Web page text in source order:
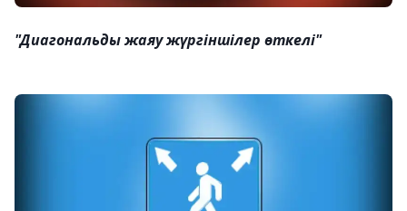
"Диагональды жаяу жүргіншілер өткелі"